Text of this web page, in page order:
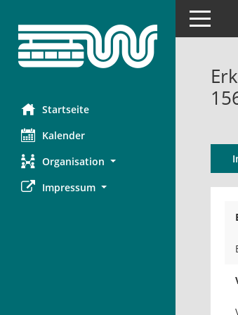
Startseite
Kalender
Organisation
Impressum
Toggle